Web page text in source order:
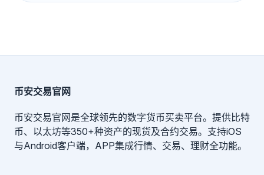
币安交易官网
币安交易官网是全球领先的数字货币买卖平台。提供比特
币、以太坊等350+种资产的现货及合约交易。支持iOS
与Android客户端，APP集成行情、交易、理财全功能。